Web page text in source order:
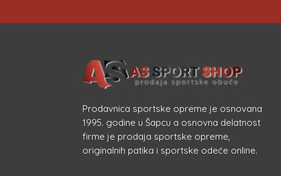
Prodavnica sportske opreme je osnovana
1995. godine u Šapcu a osnovna delatnost
firme je prodaja sportske opreme,
originalnih patika i sportske odeće online.